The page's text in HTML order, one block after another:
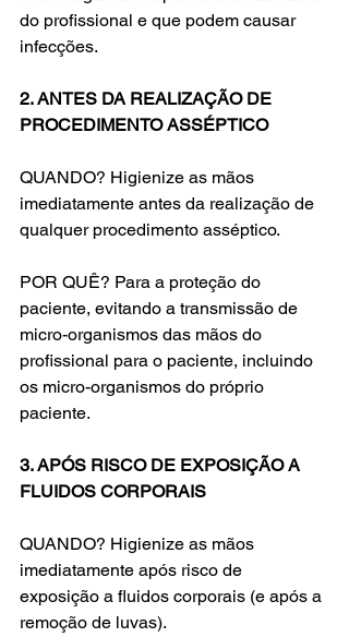
do profissional e que podem causar
infecções.
2. ANTES DA REALIZAÇÃO DE
PROCEDIMENTO ASSÉPTICO
QUANDO? Higienize as mãos
imediatamente antes da realização de
qualquer procedimento asséptico.
POR QUÊ? Para a proteção do
paciente, evitando a transmissão de
micro-organismos das mãos do
profissional para o paciente, incluindo
os micro-organismos do próprio
paciente.
3. APÓS RISCO DE EXPOSIÇÃO A
FLUIDOS CORPORAIS
QUANDO? Higienize as mãos
imediatamente após risco de
exposição a fluidos corporais (e após a
remoção de luvas).